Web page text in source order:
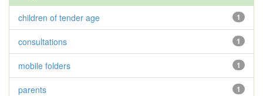
1
children of tender age
1
consultations
1
mobile folders
1
parents